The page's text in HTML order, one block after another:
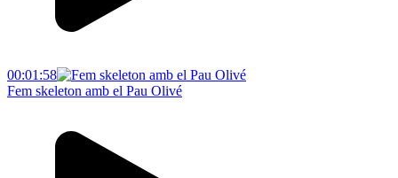
00:01:58
Fem skeleton amb el Pau Olivé